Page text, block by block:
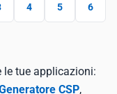
4 5 6
le tue applicazioni:
CSP,